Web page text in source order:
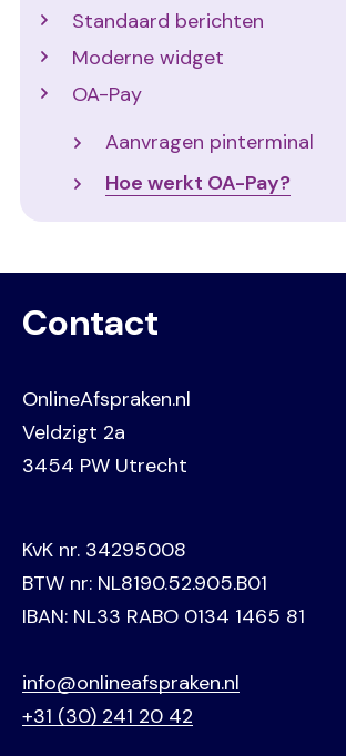
Standaard berichten
Moderne widget
OA-Pay
Aanvragen pinterminal
Hoe werkt OA-Pay?
Contact
OnlineAfspraken.nl
Veldzigt 2a
3454 PW Utrecht
KvK nr. 34295008
BTW nr: NL8190.52.905.B01
IBAN: NL33 RABO 0134 1465 81
info@onlineafspraken.nl
+31 (30) 241 20 42